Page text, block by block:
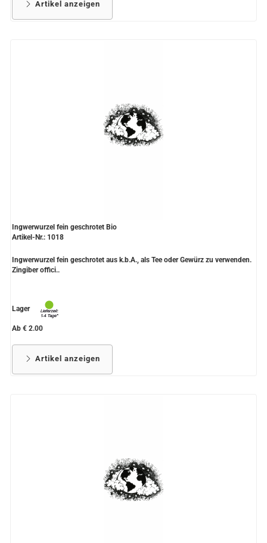
Artikel anzeigen
Ingwerwurzel fein geschrotet Bio
Artikel-Nr.: 1018
Ingwerwurzel fein geschrotet aus k.b.A., als Tee oder Gewürz zu verwenden.
Zingiber offici..
Lager
Ab € 2.00
Artikel anzeigen